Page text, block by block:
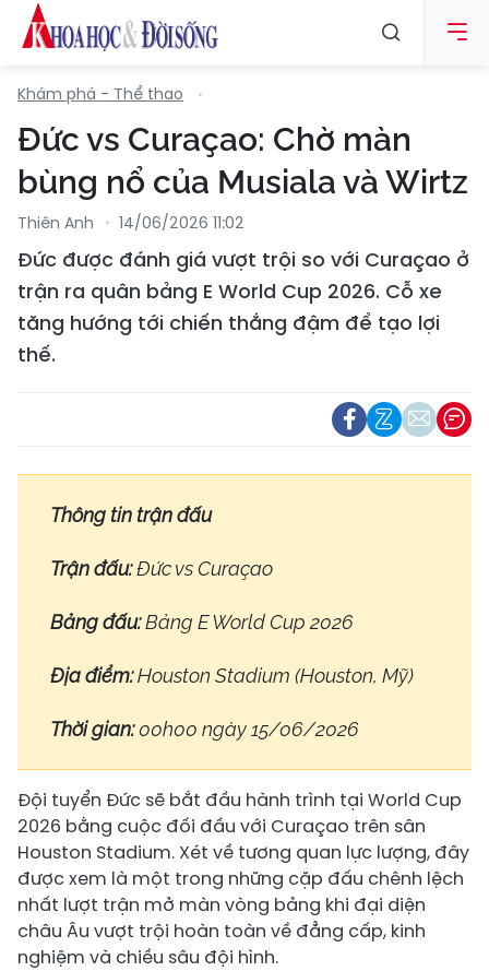
Khám phá - Thể thao
Đức vs Curaçao: Chờ màn
bùng nổ của Musiala và Wirtz
Thiên Anh 14/06/2026 11:02
Đức được đánh giá vượt trội so với Curaçao ở
trận ra quân bảng E World Cup 2026. Cỗ xe
tăng hướng tới chiến thắng đậm để tạo lợi
thế.
Thông tin trận đấu
Trận đấu:Đức vs Curaçao
Bảng đấu:Bảng E World Cup 2026
Địa điểm:Houston Stadium (Houston, Mỹ)
Thời gian:00h00 ngày 15/06/2026
Đội tuyển Đức sẽ bắt đầu hành trình tại World Cup
2026 bằng cuộc đối đầu với Curaçao trên sân
Houston Stadium. Xét về tương quan lực lượng, đây
được xem là một trong những cặp đấu chênh lệch
nhất lượt trận mở màn vòng bảng khi đại diện
châu Âu vượt trội hoàn toàn về đẳng cấp, kinh
nghiệm và chiều sâu đội hình.